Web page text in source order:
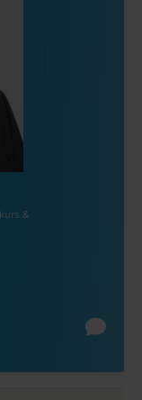
&